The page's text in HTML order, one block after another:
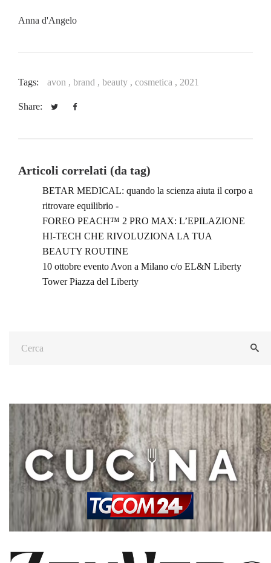
Anna d'Angelo
Tags: avon , brand , beauty , cosmetica , 2021
Share:
Articoli correlati (da tag)
BETAR MEDICAL: quando la scienza aiuta il corpo a
ritrovare equilibrio -
FOREO PEACH™ 2 PRO MAX: L’EPILAZIONE
HI-TECH CHE RIVOLUZIONA LA TUA
BEAUTY ROUTINE
10 ottobre evento Avon a Milano c/o EL&N Liberty
Tower Piazza del Liberty